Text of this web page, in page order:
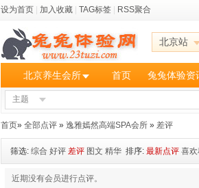
设为首页 加入收藏 TAG标签 RSS聚合
北京站
北京养生会所 首页 兔兔体验资
主题
首页» 全部点评 » 逸雅嫣然高端SPA会所 » 差评
筛选: 综合 好评 差评 图文 精华 排序: 最新点评 喜
近期没有会员进行点评。